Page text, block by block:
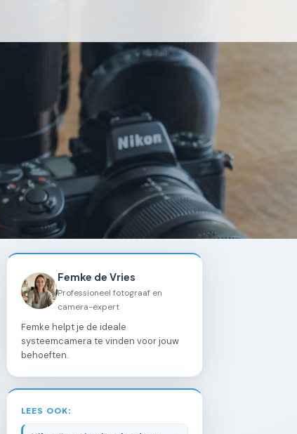
Femke de Vries
Professioneel fotograaf en
camera-expert
Femke helpt je de ideale
systeemcamera te vinden voor jouw
behoeften.
LEES OOK: